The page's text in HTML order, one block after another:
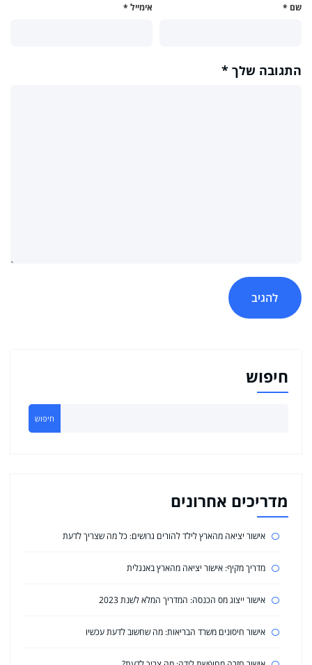
שם * אימייל *
התגובה שלך *
חיפוש
חיפוש
מדריכים אחרונים
אישור יציאה מהארץ לילד להורים גרושים: כל מה שצריך לדעת
מדריך מקיף: אישור יציאה מהארץ באנגלית
אישור ייצוג מס הכנסה: המדריך המלא לשנת 2023
אישור חיסונים משרד הבריאות: מה שחשוב לדעת עכשיו